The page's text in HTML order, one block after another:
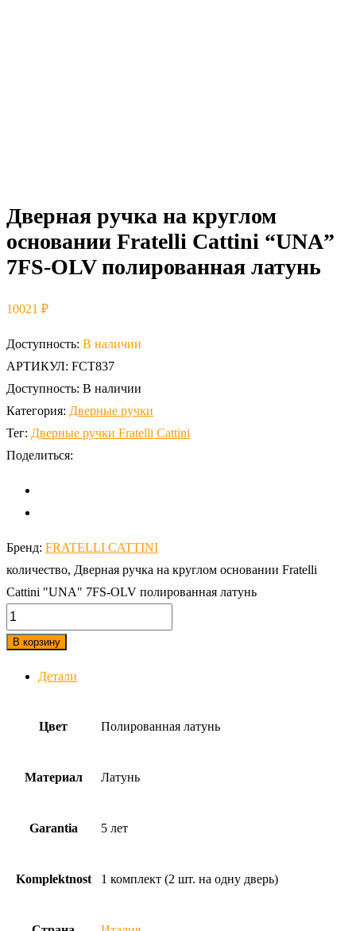
Дверная ручка на круглом
основании Fratelli Cattini “UNA”
7FS-OLV полированная латунь
10021 ₽
Доступность: В наличии
АРТИКУЛ: FCT837
Доступность: В наличии
Категория: Дверные ручки
Тег: Дверные ручки Fratelli Cattini
Поделиться:
Бренд: FRATELLI CATTINI
количество, Дверная ручка на круглом основании Fratelli
Cattini "UNA" 7FS-OLV полированная латунь
В корзину
Детали
Цвет Полированная латунь
Материал Латунь
Garantia 5 лет
Komplektnost 1 комплект (2 шт. на одну дверь)